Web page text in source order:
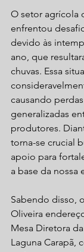
O setor agrícola
enfrentou
devido às
ano, que
chuvas. Essa
causando
generalizadas
produtores.
torna-se crucial
apoio para
a base da nossa
Sabendo disso,
Oliveira
Mesa Diretora
Laguna Carapã,